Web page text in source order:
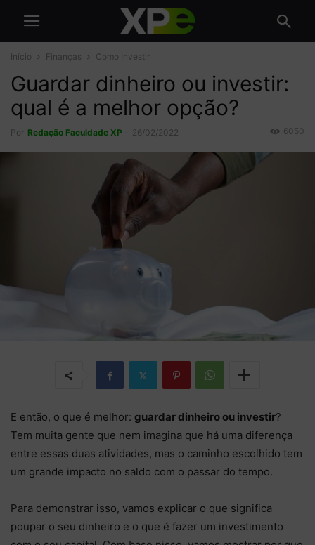
Início Finanças Como Investir
Guardar dinheiro ou investir:
qual é a melhor opção?
Por Redação Faculdade XP 26/02/2022 6050
E então, o que é melhor: guardar dinheiro ou investir?
Tem muita gente que nem imagina que há uma diferença
entre essas duas atividades, mas o caminho escolhido tem
um grande impacto no saldo com o passar do tempo.
Para demonstrar isso, vamos explicar o que significa
poupar o seu dinheiro e o que é fazer um investimento